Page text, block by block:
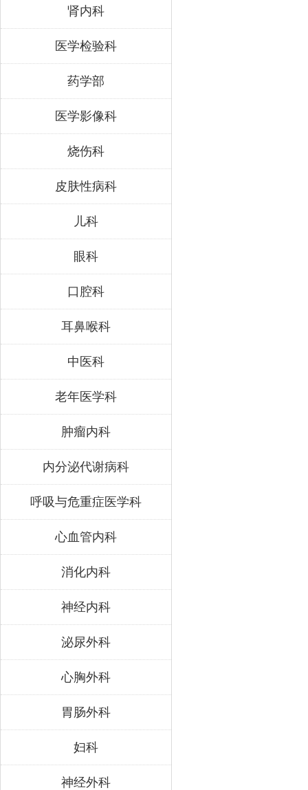
肾内科
医学检验科
药学部
医学影像科
烧伤科
皮肤性病科
儿科
眼科
口腔科
耳鼻喉科
中医科
老年医学科
肿瘤内科
内分泌代谢病科
呼吸与危重症医学科
心血管内科
消化内科
神经内科
泌尿外科
心胸外科
胃肠外科
妇科
神经外科